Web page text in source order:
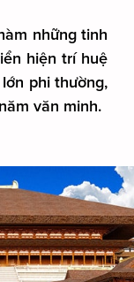
những tinh
hiện trí huệ
phi thường,
văn minh.